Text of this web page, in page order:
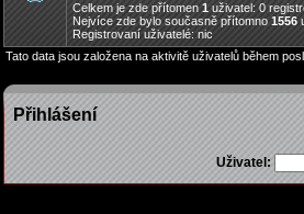
Celkem je zde přítomen 1 uživatel: 0
Nejvíce zde bylo současně přítomno 1556
Registrovaní uživatelé: nic
Tato data jsou založena na aktivitě uživatelů během
Přihlášení
Uživatel: